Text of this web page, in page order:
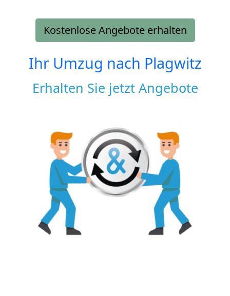
Kostenlose Angebote erhalten
Ihr Umzug nach Plagwitz
Erhalten Sie jetzt Angebote